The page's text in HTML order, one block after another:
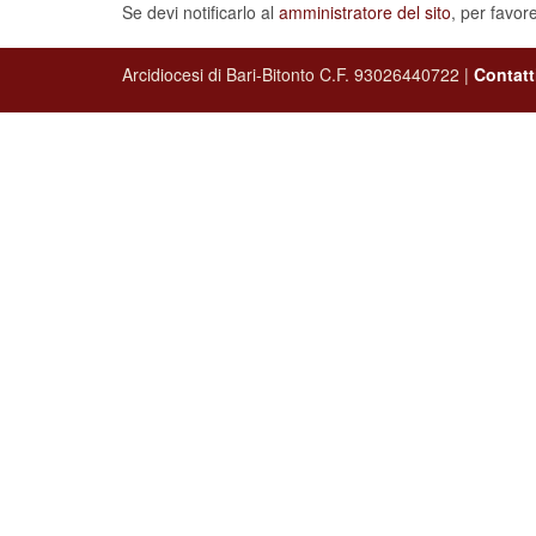
Arcidiocesi di Bari-Bitonto C.F. 93026440722 |